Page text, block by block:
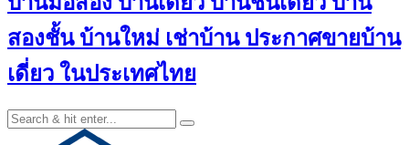
สองชั้น บ้านใหม่ เช่าบ้าน ประกาศขายบ้าน
เดี่ยว ในประเทศไทย